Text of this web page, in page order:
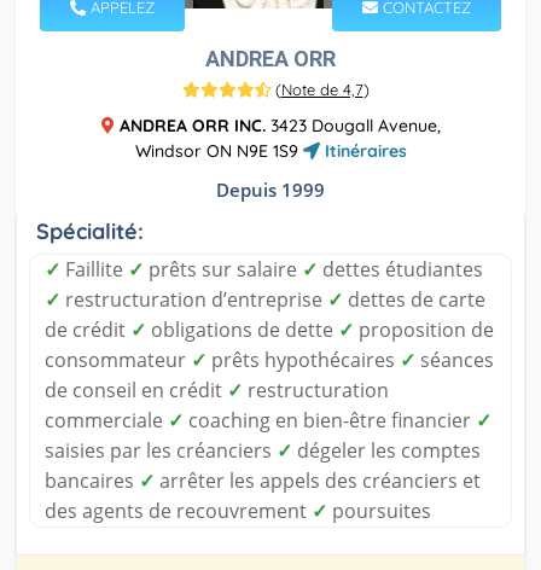
APPELEZ CONTACTEZ
ANDREA ORR
(Note de 4,7)
ANDREA ORR INC. 3423 Dougall Avenue,
Windsor ON N9E 1S9
Itinéraires
Depuis 1999
Spécialité:
✓ Faillite ✓ prêts sur salaire ✓ dettes étudiantes
✓ restructuration d’entreprise ✓ dettes de carte
de crédit ✓ obligations de dette ✓ proposition de
consommateur ✓ prêts hypothécaires ✓ séances
de conseil en crédit ✓ restructuration
commerciale ✓ coaching en bien-être financier ✓
saisies par les créanciers ✓ dégeler les comptes
bancaires ✓ arrêter les appels des créanciers et
des agents de recouvrement ✓ poursuites